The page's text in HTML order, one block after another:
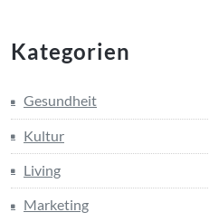
Kategorien
Gesundheit
Kultur
Living
Marketing